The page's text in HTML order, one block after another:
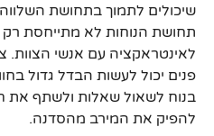
שיכולים לתמוך בתחושת
תחושת הנוחות לא מתייחסת רק
לאינטראקציה עם אנשי הצוות.
פנים יכול לעשות הבדל גדול
בנוח לשאול שאלות ולשתף את
להפיק את המירב מהסדנה.